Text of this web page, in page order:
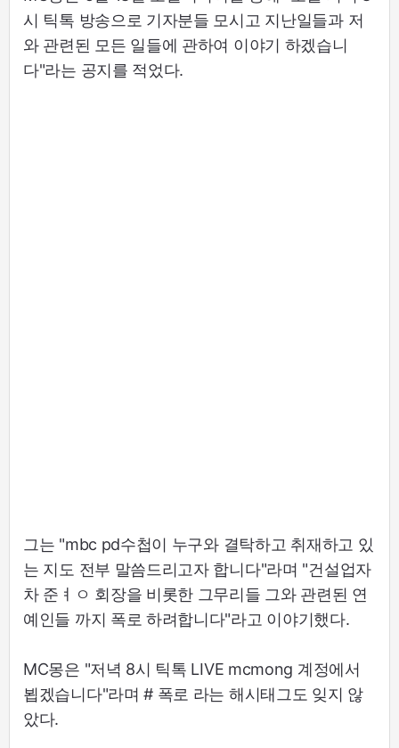
시 틱톡 방송으로 기자분들 모시고 지난일들과 저
와 관련된 모든 일들에 관하여 이야기 하겠습니
다"라는 공지를 적었다.
그는 "mbc pd수첩이 누구와 결탁하고 취재하고 있
는 지도 전부 말씀드리고자 합니다"라며 "건설업자
차 준ㅕㅇ 회장을 비롯한 그무리들 그와 관련된 연
예인들 까지 폭로 하려합니다"라고 이야기했다.
MC몽은 "저녁 8시 틱톡 LIVE mcmong 계정에서
뵙겠습니다"라며 # 폭로 라는 해시태그도 잊지 않
았다.